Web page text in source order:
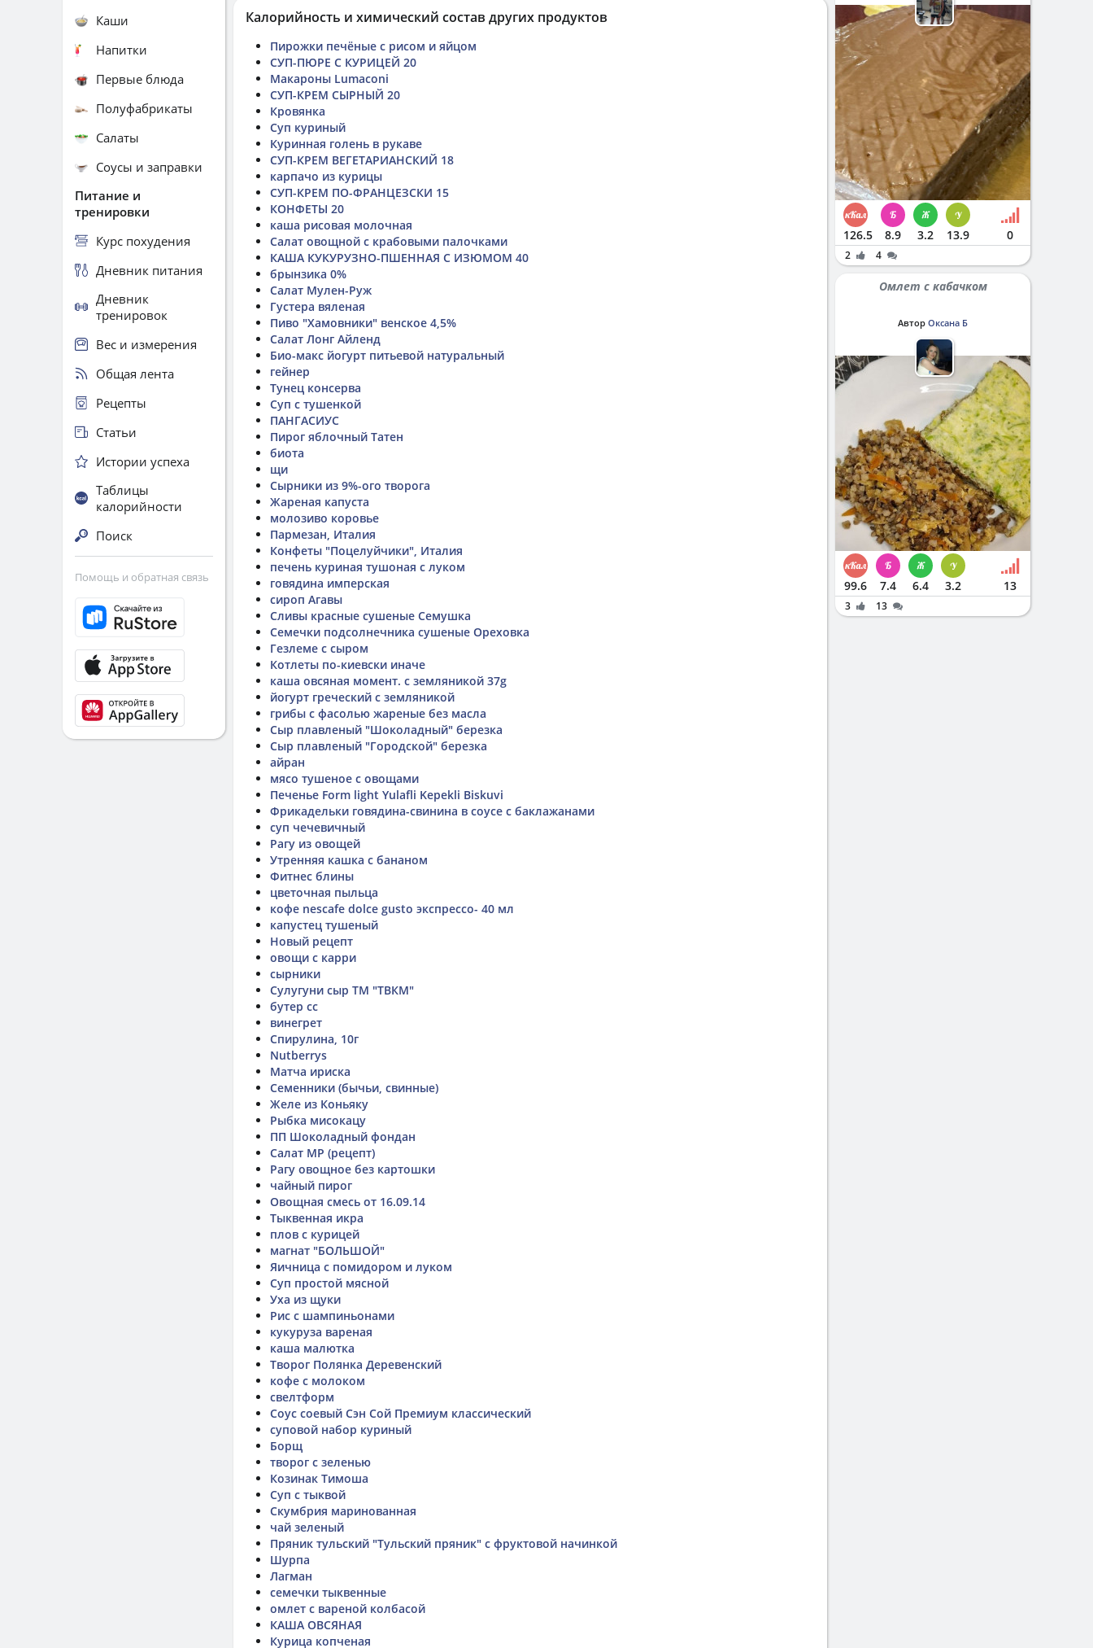
Калорийность и химический состав других продуктов
Пирожки печёные с рисом и яйцом
СУП-ПЮРЕ С КУРИЦЕЙ 20
Макароны Lumaconi
СУП-КРЕМ СЫРНЫЙ 20
Кровянка
Суп куриный
Куринная голень в рукаве
СУП-КРЕМ ВЕГЕТАРИАНСКИЙ 18
карпачо из курицы
СУП-КРЕМ ПО-ФРАНЦЕЗСКИ 15
КОНФЕТЫ 20
каша рисовая молочная
Салат овощной с крабовыми палочками
КАША КУКУРУЗНО-ПШЕННАЯ С ИЗЮМОМ 40
брынзика 0%
Салат Мулен-Руж
Густера вяленая
Пиво "Хамовники" венское 4,5%
Салат Лонг Айленд
Био-макс йогурт питьевой натуральный
гейнер
Тунец консерва
Суп с тушенкой
ПАНГАСИУС
Пирог яблочный Татен
биота
щи
Сырники из 9%-ого творога
Жареная капуста
молозиво коровье
Пармезан, Италия
Конфеты "Поцелуйчики", Италия
печень куриная тушоная с луком
говядина имперская
сироп Агавы
Сливы красные сушеные Семушка
Семечки подсолнечника сушеные Ореховка
Гезлеме с сыром
Котлеты по-киевски иначе
каша овсяная момент. с земляникой 37g
йогурт греческий с земляникой
грибы с фасолью жареные без масла
Сыр плавленый "Шоколадный" березка
Сыр плавленый "Городской" березка
айран
мясо тушеное с овощами
Печенье Form light Yulafli Kepekli Biskuvi
Фрикадельки говядина-свинина в соусе с баклажанами
суп чечевичный
Рагу из овощей
Утренняя кашка с бананом
Фитнес блины
цветочная пыльца
кофе nescafe dolce gusto экспрессо- 40 мл
капустец тушеный
Новый рецепт
овощи с карри
сырники
Сулугуни сыр ТМ "ТВКМ"
бутер сс
винегрет
Спирулина, 10г
Nutberrys
Матча ириска
Семенники (бычьи, свинные)
Желе из Коньяку
Рыбка мисокацу
ПП Шоколадный фондан
Салат МР (рецепт)
Рагу овощное без картошки
чайный пирог
Овощная смесь от 16.09.14
Тыквенная икра
плов с курицей
магнат "БОЛЬШОЙ"
Яичница с помидором и луком
Суп простой мясной
Уха из щуки
Рис с шампиньонами
кукуруза вареная
каша малютка
Творог Полянка Деревенский
кофе с молоком
свелтформ
Соус соевый Сэн Сой Премиум классический
суповой набор куриный
Борщ
творог с зеленью
Козинак Тимоша
Суп с тыквой
Скумбрия маринованная
чай зеленый
Пряник тульский "Тульский пряник" с фруктовой начинкой
Шурпа
Лагман
семечки тыквенные
омлет с вареной колбасой
КАША ОВСЯНАЯ
Курица копченая
Каши
Напитки
Первые блюда
Полуфабрикаты
Салаты
Соусы и заправки
Питание и
тренировки
Курс похудения
Дневник питания
Дневник
тренировок
Вес и измерения
Общая лента
Рецепты
Статьи
Истории успеха
Таблицы
калорийности
Поиск
Помощь и обратная связь
126.5 8.9 3.2 13.9 0
2 4
Омлет с кабачком
Автор Оксана Б
99.6 7.4 6.4 3.2 13
3 13